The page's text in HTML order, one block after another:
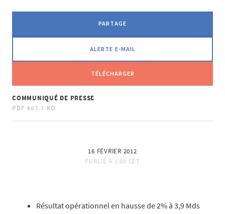
PARTAGE
ALERTE E-MAIL
TÉLÉCHARGER
COMMUNIQUÉ DE PRESSE
PDF407.7 KO
16 FÉVRIER 2012
PUBLIÉ À 1:00 CET
Résultat opérationnel en hausse de 2% à 3,9 Mds